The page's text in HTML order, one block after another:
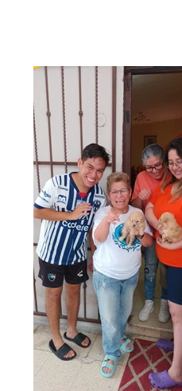
inclinación a tornarse
suelen llevarse bien con otras
mascotas.